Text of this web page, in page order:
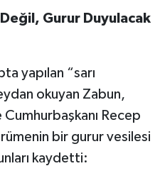
Gurur Duyulacak
yapılan “sarı
okuyan Zabun,
Cumhurbaşkanı Recep
bir gurur vesilesi
kaydetti: